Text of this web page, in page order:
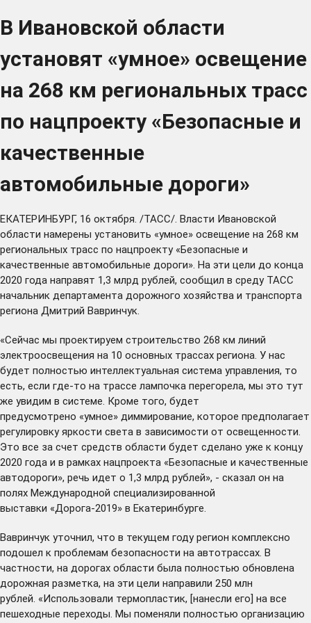
В Ивановской области
установят «умное» освещение
на 268 км региональных трасс
по нацпроекту «Безопасные и
качественные
автомобильные дороги»
ЕКАТЕРИНБУРГ, 16 октября. /ТАСС/. Власти Ивановской
области намерены установить «умное» освещение на 268 км
региональных трасс по нацпроекту «Безопасные и
качественные автомобильные дороги». На эти цели до конца
2020 года направят 1,3 млрд рублей, сообщил в среду ТАСС
начальник департамента дорожного хозяйства и транспорта
региона Дмитрий Вавринчук.
«Сейчас мы проектируем строительство 268 км линий
электроосвещения на 10 основных трассах региона. У нас
будет полностью интеллектуальная система управления, то
есть, если где-то на трассе лампочка перегорела, мы это тут
же увидим в системе. Кроме того, будет
предусмотрено «умное» диммирование, которое предполагает
регулировку яркости света в зависимости от освещенности.
Это все за счет средств области будет сделано уже к концу
2020 года и в рамках нацпроекта «Безопасные и качественные
автодороги», речь идет о 1,3 млрд рублей», - сказал он на
полях Международной специализированной
выставки «Дорога-2019» в Екатеринбурге.
Вавринчук уточнил, что в текущем году регион комплексно
подошел к проблемам безопасности на автотрассах. В
частности, на дорогах области была полностью обновлена
дорожная разметка, на эти цели направили 250 млн
рублей. «Использовали термопластик, [нанесли его] на все
пешеходные переходы. Мы поменяли полностью организацию